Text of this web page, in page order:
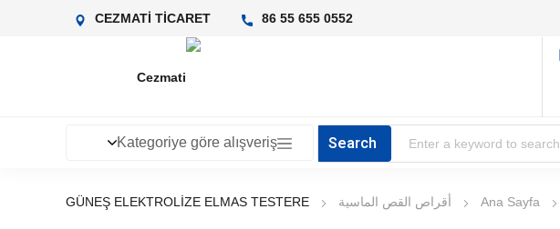
CEZMATİ TİCARET 0552 655 55 86
Kategoriye göre alışveriş
Ana Sayfa أقراص القص الماسية GÜNEŞ ELEKTROLİZE ELMAS TESTERE